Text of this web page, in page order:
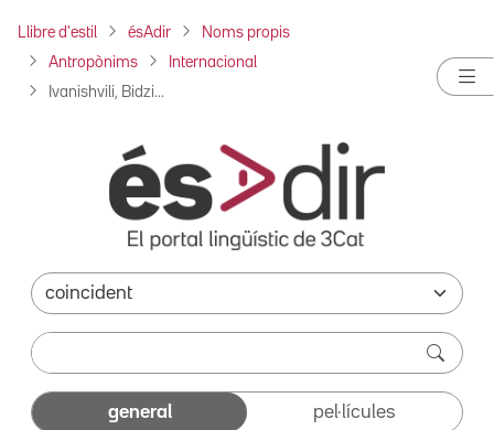
Llibre d'estil ésAdir Noms propis
Antropònims Internacional
Ivanishvili, Bidzi...
general pel·lícules